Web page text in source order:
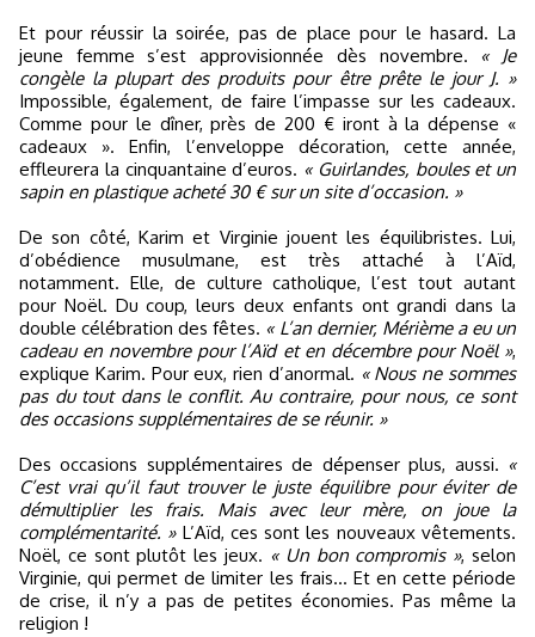
Et pour réussir la soirée, pas de place pour le hasard. La
jeune femme s’est approvisionnée dès novembre. « Je
congèle la plupart des produits pour être prête le jour J. »
Impossible, également, de faire l’impasse sur les cadeaux.
Comme pour le dîner, près de 200 € iront à la dépense «
cadeaux ». Enfin, l’enveloppe décoration, cette année,
effleurera la cinquantaine d’euros. « Guirlandes, boules et un
sapin en plastique acheté 30 € sur un site d’occasion. »
De son côté, Karim et Virginie jouent les équilibristes. Lui,
d’obédience musulmane, est très attaché à l’Aïd,
notamment. Elle, de culture catholique, l’est tout autant
pour Noël. Du coup, leurs deux enfants ont grandi dans la
double célébration des fêtes. « L’an dernier, Mérième a eu un
cadeau en novembre pour l’Aïd et en décembre pour Noël »,
explique Karim. Pour eux, rien d’anormal. « Nous ne sommes
pas du tout dans le conflit. Au contraire, pour nous, ce sont
des occasions supplémentaires de se réunir. »
Des occasions supplémentaires de dépenser plus, aussi. «
C’est vrai qu’il faut trouver le juste équilibre pour éviter de
démultiplier les frais. Mais avec leur mère, on joue la
complémentarité. »L’Aïd, ces sont les nouveaux vêtements.
Noël, ce sont plutôt les jeux. « Un bon compromis », selon
Virginie, qui permet de limiter les frais... Et en cette période
de crise, il n’y a pas de petites économies. Pas même la
religion !